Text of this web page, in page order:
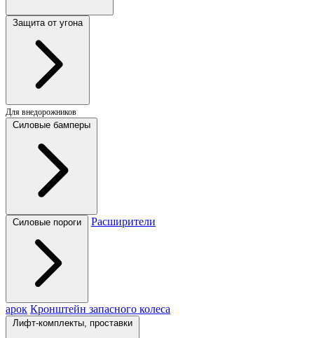
Защита от угона
Для внедорожников
Силовые бамперы
Силовые пороги Расширители
арок Кронштейн запасного колеса
Лифт-комплекты, проставки